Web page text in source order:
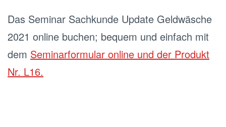
Das Seminar Sachkunde Update Geldwäsche
2021 online buchen; bequem und einfach mit
dem Seminarformular online und der Produkt
Nr. L16.